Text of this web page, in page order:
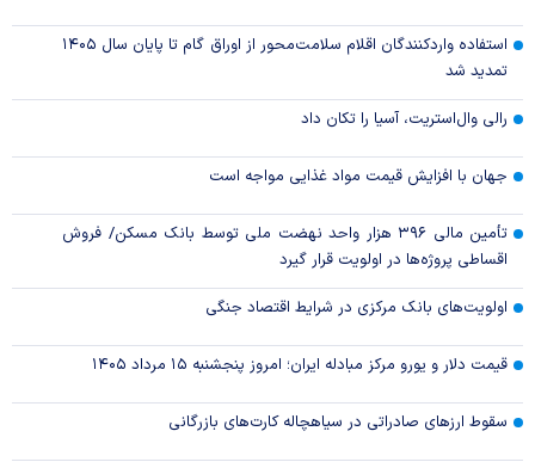
استفاده واردکنندگان اقلام سلامت‌محور از اوراق گام تا پایان سال ۱۴۰۵
تمدید شد
رالی وال‌استریت، آسیا را تکان داد
جهان با افزایش قیمت مواد غذایی مواجه است
تأمین مالی ۳۹۶ هزار واحد نهضت ملی توسط بانک مسکن/ فروش
اقساطی پروژه‌ها در اولویت قرار گیرد
اولویت‌های بانک مرکزی در شرایط اقتصاد جنگی
قیمت دلار و یورو مرکز مبادله ایران؛ امروز پنجشنبه ۱۵ مرداد ۱۴۰۵
سقوط ارزهای صادراتی در سیاهچاله کارت‌های بازرگانی